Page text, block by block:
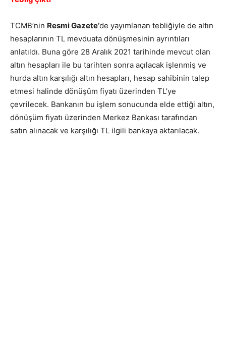
TCMB’nin Resmi Gazete’de yayımlanan tebliğiyle de altın
hesaplarının TL mevduata dönüşmesinin ayrıntıları
anlatıldı. Buna göre 28 Aralık 2021 tarihinde mevcut olan
altın hesapları ile bu tarihten sonra açılacak işlenmiş ve
hurda altın karşılığı altın hesapları, hesap sahibinin talep
etmesi halinde dönüşüm fiyatı üzerinden TL’ye
çevrilecek. Bankanın bu işlem sonucunda elde ettiği altın,
dönüşüm fiyatı üzerinden Merkez Bankası tarafından
satın alınacak ve karşılığı TL ilgili bankaya aktarılacak.